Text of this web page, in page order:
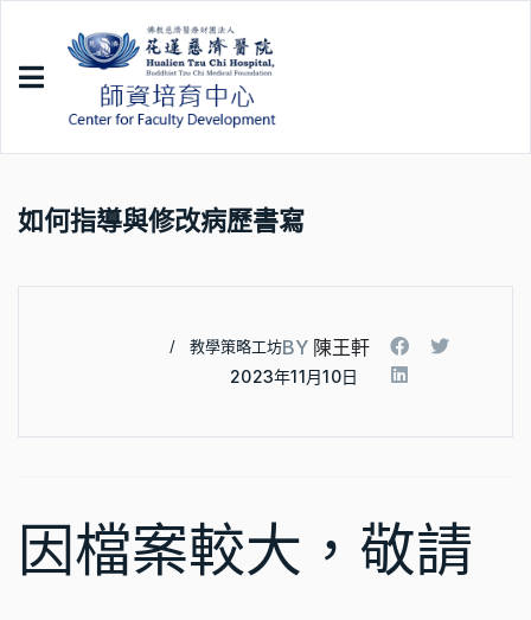
如何指導與修改病歷書寫
BY 陳王軒
教學策略工坊
2023年11月10日
因檔案較大，敬請